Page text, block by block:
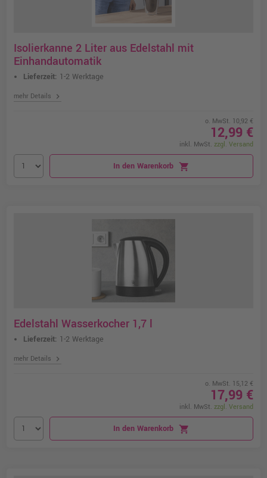
Isolierkanne 2 Liter aus Edelstahl mit
Einhandautomatik
Lieferzeit: 1-2 Werktage
mehr Details chevron_right
o. MwSt. 10,92 €
12,99 €
inkl. MwSt. zzgl. Versand
In den Warenkorb shopping_cart
Edelstahl Wasserkocher 1,7 l
Lieferzeit: 1-2 Werktage
mehr Details chevron_right
o. MwSt. 15,12 €
17,99 €
inkl. MwSt. zzgl. Versand
In den Warenkorb shopping_cart